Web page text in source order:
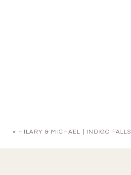
« HILARY & MICHAEL | INDIGO FALLS